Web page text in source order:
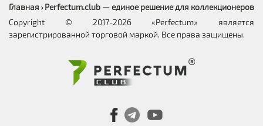
Главная › Perfectum.club — единое решение для коллекционеров
Copyright © 2017-2026 «Perfectum» является
зарегистрированной торговой маркой. Все права защищены.